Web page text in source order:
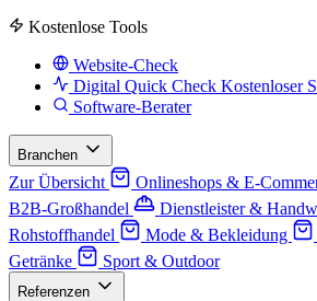
Kostenlose Tools
Website-Check
Digital Quick Check Kostenloser
Software-Berater
Branchen
Zur Übersicht Onlineshops & E-
B2B-Großhandel
Dienstleister &
Rohstoffhandel
Mode & Bekleidung
Getränke
Sport & Outdoor
Referenzen